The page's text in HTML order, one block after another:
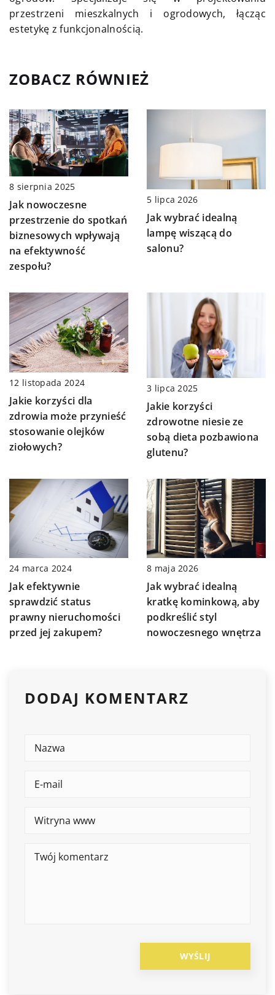
przestrzeni mieszkalnych i ogrodowych, łącząc
estetykę z funkcjonalnością.
ZOBACZ RÓWNIEŻ
8 sierpnia 2025
Jak nowoczesne
przestrzenie do spotkań
biznesowych wpływają
na efektywność
zespołu?
5 lipca 2026
Jak wybrać idealną
lampę wiszącą do
salonu?
12 listopada 2024
Jakie korzyści dla
zdrowia może przynieść
stosowanie olejków
ziołowych?
3 lipca 2025
Jakie korzyści
zdrowotne niesie ze
sobą dieta pozbawiona
glutenu?
24 marca 2024
Jak efektywnie
sprawdzić status
prawny nieruchomości
przed jej zakupem?
8 maja 2026
Jak wybrać idealną
kratkę kominkową, aby
podkreślić styl
nowoczesnego wnętrza
DODAJ KOMENTARZ